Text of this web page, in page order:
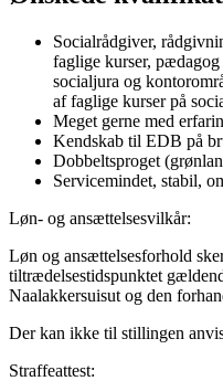
Socialrådgiver,
faglige kurser,
socialjura og
af faglige kurser på
Meget gerne med
Kendskab til EDB på
Dobbeltsproget
Servicemindet, stabil,
Løn- og ansættelsesvilkår:
Løn og ansættelsesforhold
tiltrædelsestidspunktet
Naalakkersuisut og den
Der kan ikke til stillingen
Straffeattest: